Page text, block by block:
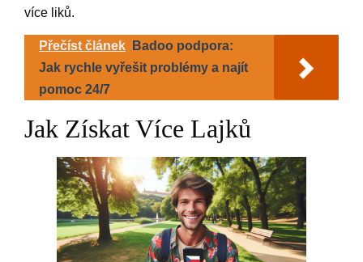
více liků.
Přečíst článek
Badoo podpora:
Jak rychle vyřešit problémy a najít
pomoc 24/7
Jak Získat Více Lajků